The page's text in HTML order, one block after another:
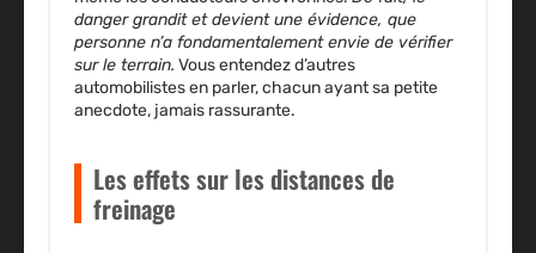
danger grandit et devient une évidence, que
personne n’a fondamentalement envie de vérifier
sur le terrain. Vous entendez d’autres
automobilistes en parler, chacun ayant sa petite
anecdote, jamais rassurante.
Les effets sur les distances de
freinage